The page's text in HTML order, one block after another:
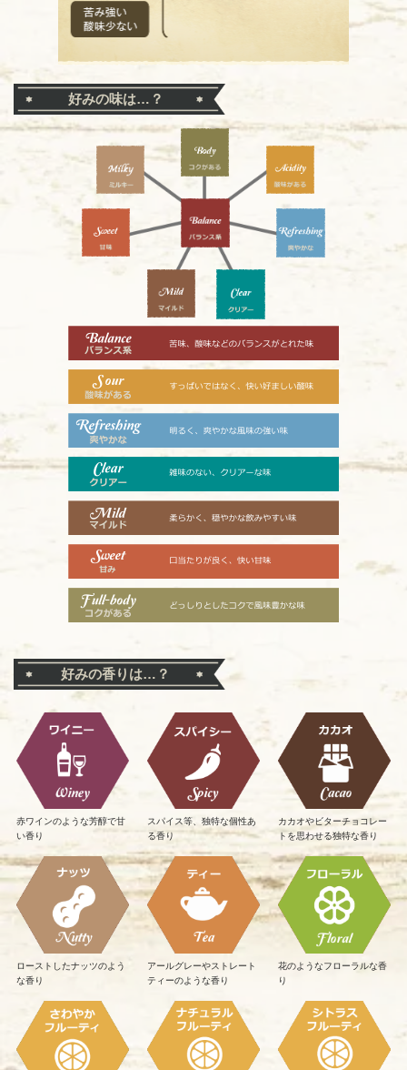
好みの味は…？
好みの香りは…？
アールグレーやストレート
ティーのような香り
花のようなフローラルな香
り
赤ワインのような芳醇で甘
い香り
スパイス等、独特な個性あ
る香り
カカオやビターチョコレー
トを思わせる独特な香り
ローストしたナッツのよう
な香り